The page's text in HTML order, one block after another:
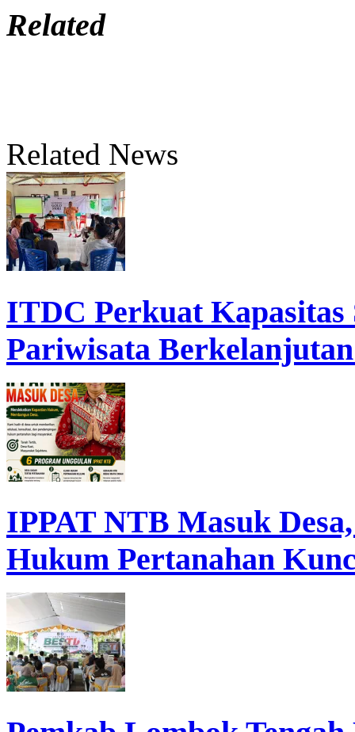
Related
Related News
ITDC Perkuat
Pariwisata
IPPAT NTB Masuk
Hukum Pertanahan